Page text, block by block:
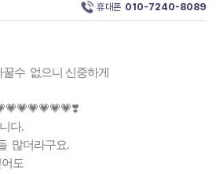
휴대폰 010-7240-8089
수 없으니 신중하게
다.
많더라구요.
도